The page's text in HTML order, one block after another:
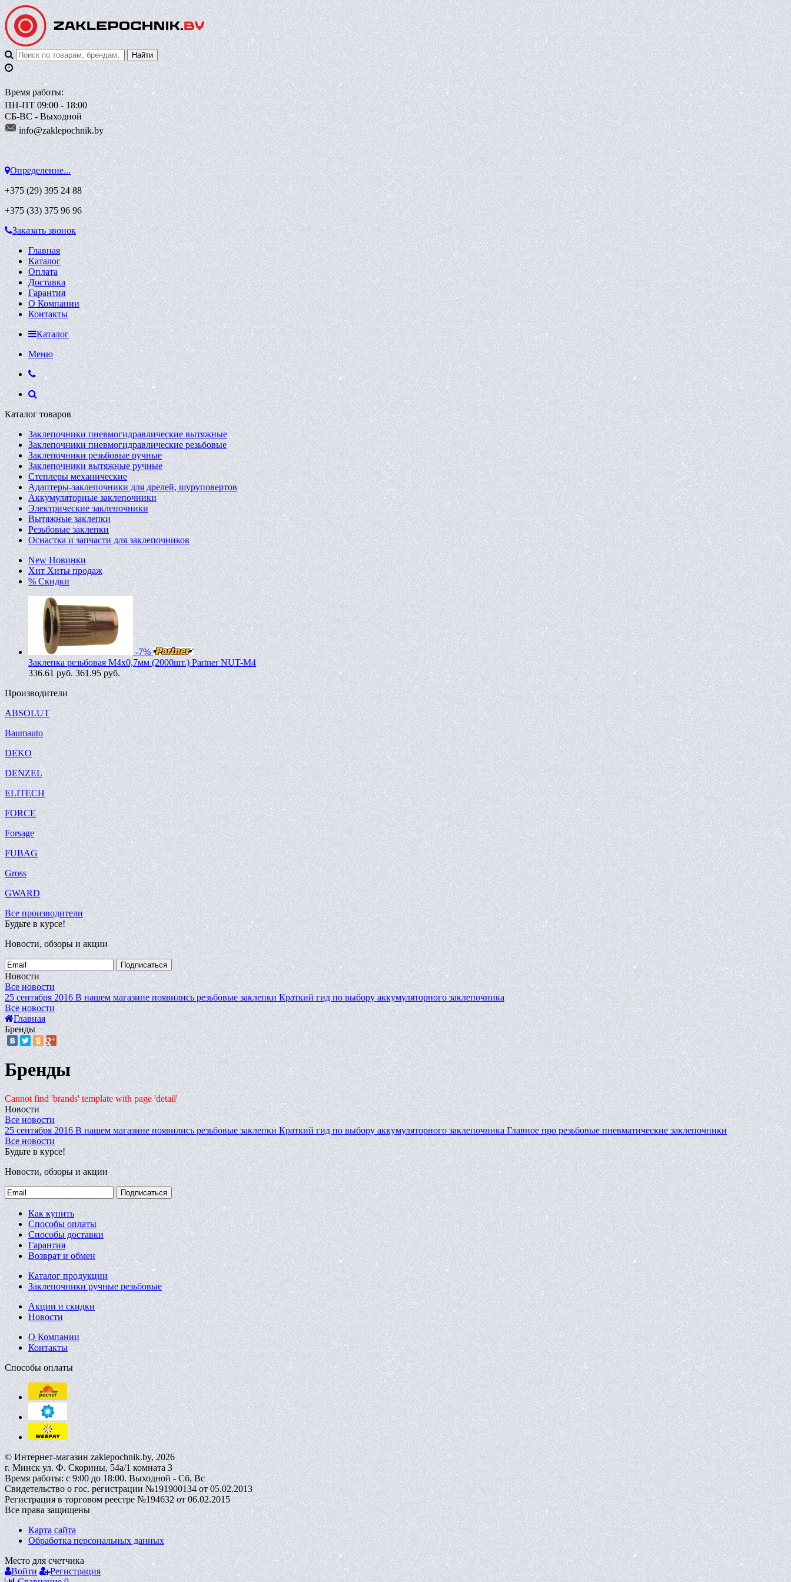
Время работы:
ПН-ПТ 09:00 - 18:00
СБ-ВС - Выходной
info@zaklepochnik.by
Определение...
+375 (29)395 24 88
+375 (33)375 96 96
Заказать звонок
Главная
Каталог
Оплата
Доставка
Гарантия
О Компании
Контакты
Каталог
Меню
Каталог товаров
Заклепочники пневмогидравлические вытяжные
Заклепочники пневмогидравлические резьбовые
Заклепочники резьбовые ручные
Заклепочники вытяжные ручные
Степлеры механические
Адаптеры-заклепочники для дрелей, шуруповертов
Аккумуляторные заклепочники
Электрические заклепочники
Вытяжные заклепки
Резьбовые заклепки
Оснастка и запчасти для заклепочников
New Новинки
Хит Хиты продаж
% Скидки
-7%
Заклепка резьбовая M4х0,7мм (2000шт.) Partner NUT-M4
336.61руб. 361.95 руб.
Производители
ABSOLUT
Baumauto
DEKO
DENZEL
ELITECH
FORCE
Forsage
FUBAG
Gross
GWARD
Все производители
Будьте в курсе!
Новости, обзоры и акции
Подписаться
Новости
Все новости
25 сентября 2016 В нашем магазине появились резьбовые заклепки Краткий гид по выбору аккумуляторного заклепочника
Все новости
Главная
Бренды
Бренды
Cannot find 'brands' template with page 'detail'
Новости
Все новости
25 сентября 2016 В нашем магазине появились резьбовые заклепки Краткий гид по выбору аккумуляторного заклепочника Главное про резьбовые пневматические заклепочники
Все новости
Будьте в курсе!
Новости, обзоры и акции
Подписаться
Как купить
Способы оплаты
Способы доставки
Гарантия
Возврат и обмен
Каталог продукции
Заклепочники ручные резьбовые
Акции и скидки
Новости
О Компании
Контакты
Способы оплаты
© Интернет-магазин zaklepochnik.by, 2026
г. Минск ул. Ф. Скорины, 54а/1 комната 3
Время работы: с 9:00 до 18:00. Выходной - Сб, Вс
Свидетельство о гос. регистрации №191900134 от 05.02.2013
Регистрация в торговом реестре №194632 от 06.02.2015
Все права защищены
Карта сайта
Обработка персональных данных
Место для счетчика
Войти
Регистрация